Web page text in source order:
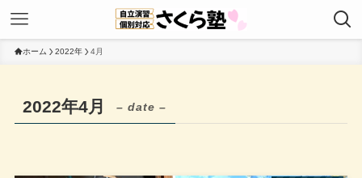
ホーム 2022年 4月
2022年4月 – date –